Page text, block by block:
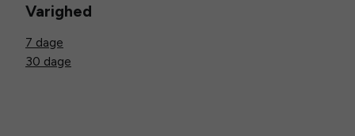
Varighed
7 dage
30 dage